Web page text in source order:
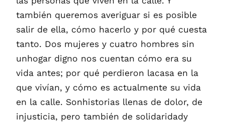
también queremos averiguar si es posible
salir de ella, cómo hacerlo y por qué cuesta
tanto. Dos mujeres y cuatro hombres sin
unhogar digno nos cuentan cómo era su
vida antes; por qué perdieron lacasa en la
que vivían, y cómo es actualmente su vida
en la calle. Sonhistorias llenas de dolor, de
injusticia, pero también de solidaridady